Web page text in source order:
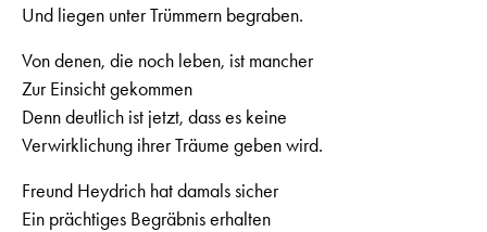
Und liegen unter Trümmern begraben.
Von denen, die noch leben, ist mancher
Zur Einsicht gekommen
Denn deutlich ist jetzt, dass es keine
Verwirklichung ihrer Träume geben wird.
Freund Heydrich hat damals sicher
Ein prächtiges Begräbnis erhalten